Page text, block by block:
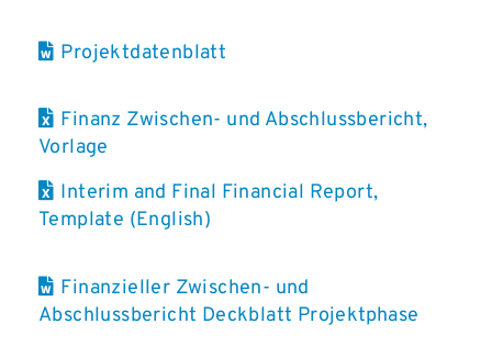
Projektdatenblatt
Finanz Zwischen- und Abschlussbericht,
Vorlage
Interim and Final Financial Report,
Template (English)
Finanzieller Zwischen- und
Abschlussbericht Deckblatt Projektphase